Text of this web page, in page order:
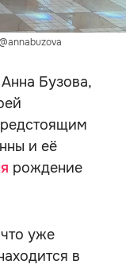
Бузова,
и её
рождение
уже
в